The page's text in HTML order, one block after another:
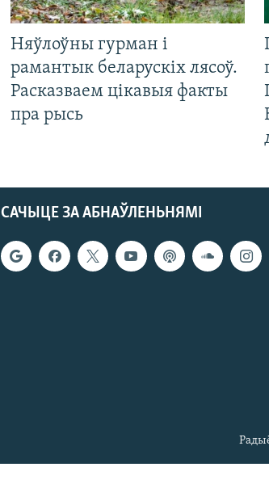
Няўлоўны гурман і
рамантык беларускіх лясоў.
Расказваем цікавыя факты
пра рысь
САЧЫЦЕ ЗА АБНАЎЛЕНЬНЯМІ